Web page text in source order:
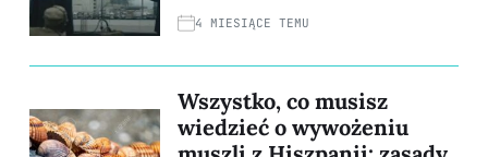
4 MIESIĄCE TEMU
Wszystko, co musisz
wiedzieć o wywożeniu